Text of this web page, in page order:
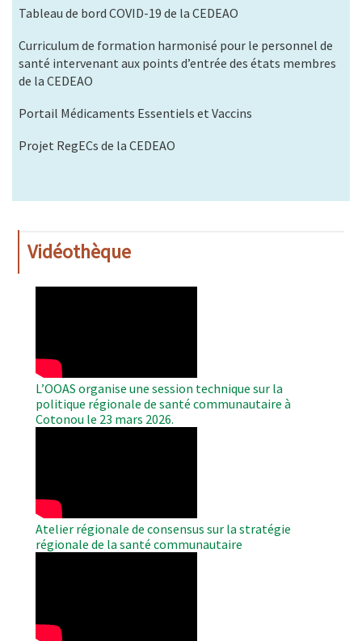
Tableau de bord COVID-19 de la CEDEAO
Curriculum de formation harmonisé pour le personnel de
santé intervenant aux points d’entrée des états membres
de la CEDEAO
Portail Médicaments Essentiels et Vaccins
Projet RegECs de la CEDEAO
Vidéothèque
L’OOAS organise une session technique sur la
politique régionale de santé communautaire à
Cotonou le 23 mars 2026.
Atelier régionale de consensus sur la stratégie
régionale de la santé communautaire